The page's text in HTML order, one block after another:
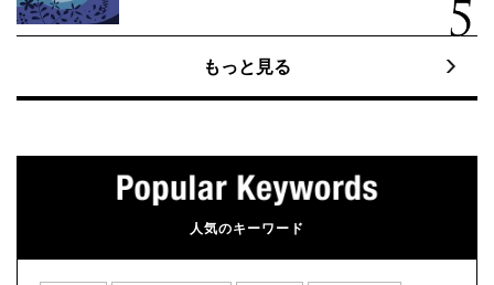
もっと見る
人気のキーワード